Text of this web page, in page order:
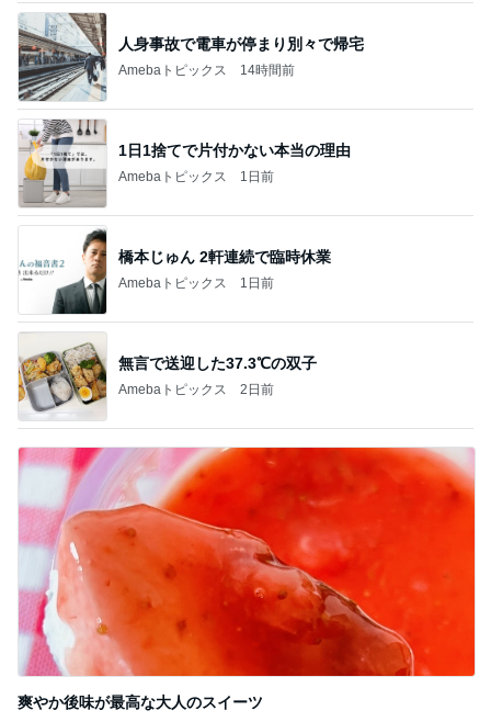
人身事故で電車が停まり別々で帰宅
Amebaトピックス 14時間前
1日1捨てで片付かない本当の理由
Amebaトピックス 1日前
橋本じゅん 2軒連続で臨時休業
Amebaトピックス 1日前
無言で送迎した37.3℃の双子
Amebaトピックス 2日前
爽やか後味が最高な大人のスイーツ